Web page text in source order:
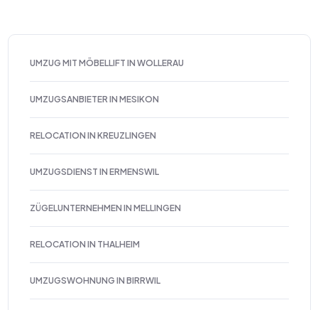
UMZUG MIT MÖBELLIFT IN WOLLERAU
UMZUGSANBIETER IN MESIKON
RELOCATION IN KREUZLINGEN
UMZUGSDIENST IN ERMENSWIL
ZÜGELUNTERNEHMEN IN MELLINGEN
RELOCATION IN THALHEIM
UMZUGSWOHNUNG IN BIRRWIL